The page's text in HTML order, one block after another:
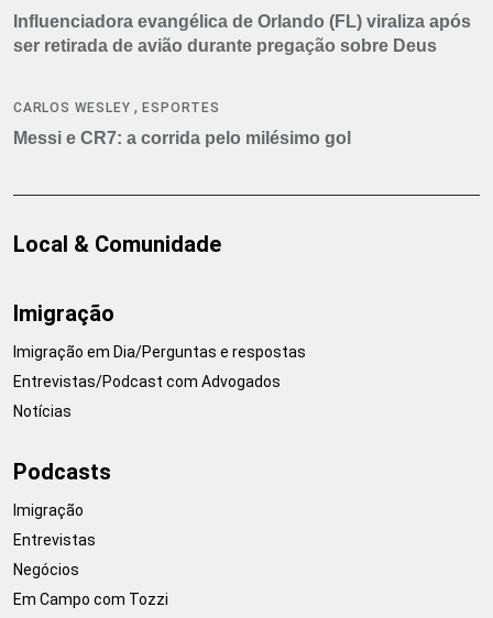
Influenciadora evangélica de Orlando (FL) viraliza após
ser retirada de avião durante pregação sobre Deus
CARLOS WESLEY ,ESPORTES
Messi e CR7: a corrida pelo milésimo gol
Local & Comunidade
Imigração
Imigração em Dia/Perguntas e respostas
Entrevistas/Podcast com Advogados
Notícias
Podcasts
Imigração
Entrevistas
Negócios
Em Campo com Tozzi